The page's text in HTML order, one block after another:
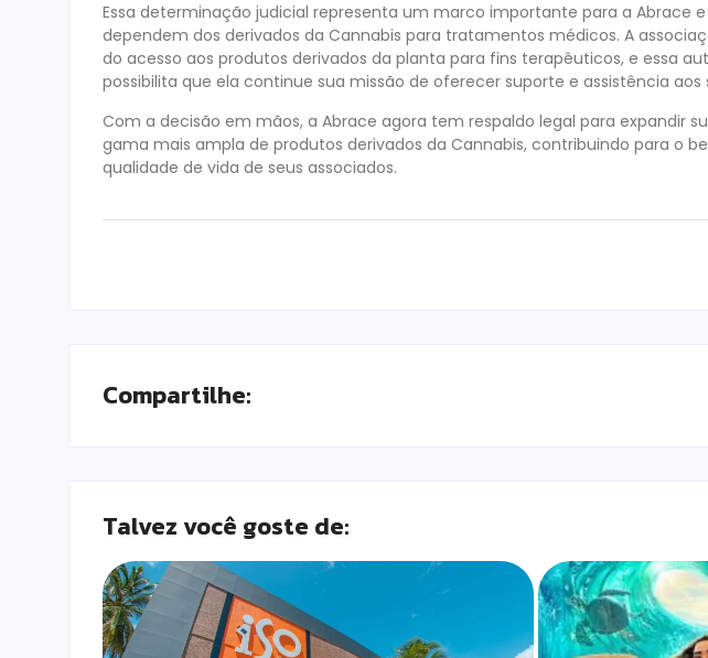
Essa determinação judicial representa um marco importante para a Abrace
dependem dos derivados da Cannabis para tratamentos médicos. A
do acesso aos produtos derivados da planta para fins terapêuticos, e essa
possibilita que ela continue sua missão de oferecer suporte e assistência aos
Com a decisão em mãos, a Abrace agora tem respaldo legal para expandir
gama mais ampla de produtos derivados da Cannabis, contribuindo para o
qualidade de vida de seus associados.
Compartilhe:
Talvez você goste de: